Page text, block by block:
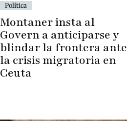
Política
Montaner insta al
Govern a anticiparse y
blindar la frontera ante
la crisis migratoria en
Ceuta